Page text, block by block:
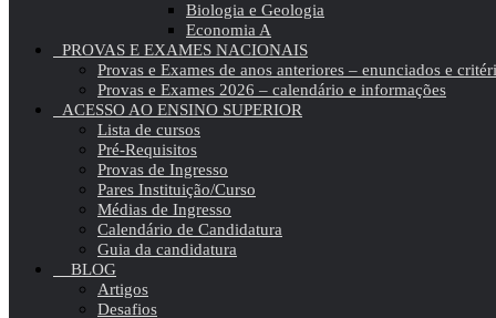
Biologia e Geologia
Economia A
PROVAS E EXAMES NACIONAIS
Provas e Exames de anos anteriores – enunciados e
Provas e Exames 2026 – calendário e informações
ACESSO AO ENSINO SUPERIOR
Lista de cursos
Pré-Requisitos
Provas de Ingresso
Pares Instituição/Curso
Médias de Ingresso
Calendário de Candidatura
Guia da candidatura
BLOG
Artigos
Desafios